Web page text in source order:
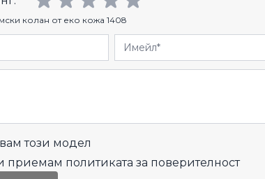
колан от еко кожа 1408
Имейл
този модел
приемам политиката за поверителност